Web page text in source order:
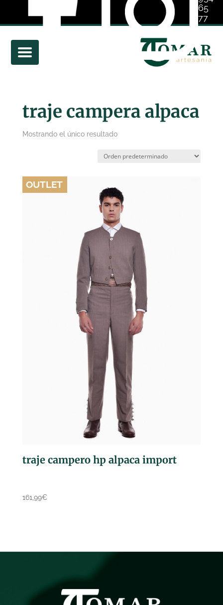
65
77
01
traje campera alpaca
Mostrando el único resultado
OUTLET
traje campero hp alpaca import
161,99€